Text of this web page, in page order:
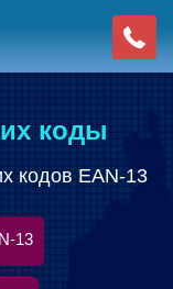
коды
кодов EAN-13
13